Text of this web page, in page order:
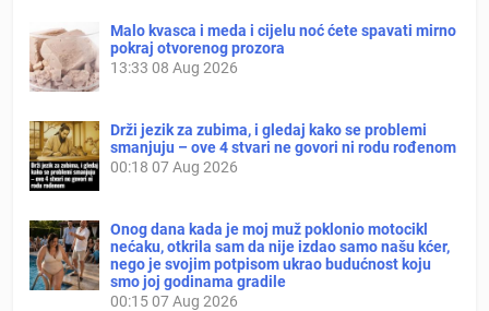
Malo kvasca i meda i cijelu noć ćete spavati mirno
pokraj otvorenog prozora
13:33 08 Aug 2026
Drži jezik za zubima, i gledaj kako se problemi
smanjuju – ove 4 stvari ne govori ni rodu rođenom
00:18 07 Aug 2026
Onog dana kada je moj muž poklonio motocikl
nećaku, otkrila sam da nije izdao samo našu kćer,
nego je svojim potpisom ukrao budućnost koju
smo joj godinama gradile
00:1507 Aug 2026